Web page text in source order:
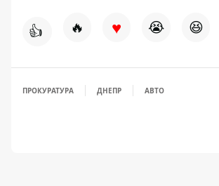
👍 🔥 ♥ 😭 😆
ПРОКУРАТУРА ДНЕПР АВТО